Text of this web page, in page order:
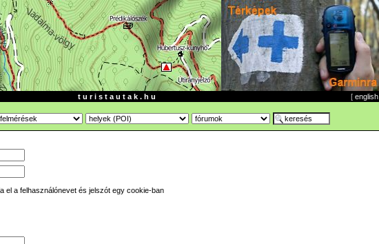
t u r i s t a u t a k . h u [ english
el a felhasználónevet és jelszót egy cookie-ban